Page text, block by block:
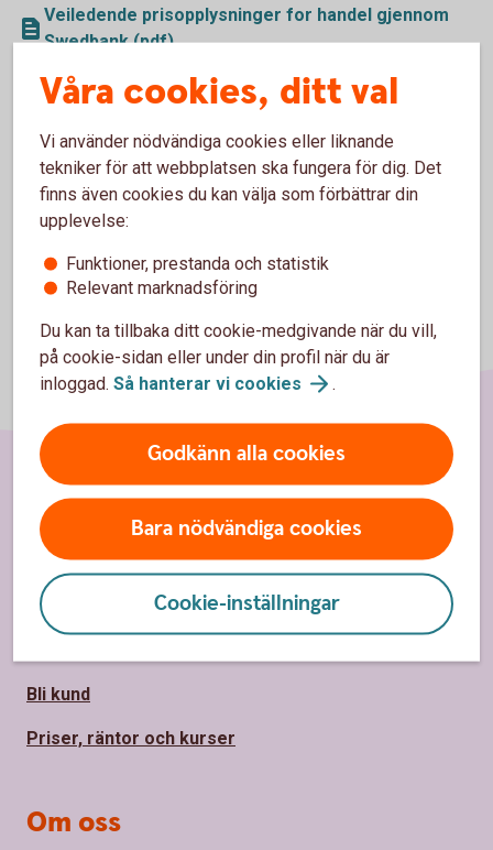
Veiledende prisopplysninger for handel gjennom
Swedbank (pdf)
Handelsfullmakt (pdf)
Informasjon til kunder om egenskaper og risiko
knyttet til fondsobligasjoner (pdf)
Våra cookies, ditt val
Vi använder nödvändiga cookies eller liknande
tekniker för att webbplatsen ska fungera för dig. Det
finns även cookies du kan välja som förbättrar din
upplevelse:
Funktioner, prestanda och statistik
Relevant marknadsföring
Du kan ta tillbaka ditt cookie-medgivande när du vill,
på cookie-sidan eller under din profil när du är
inloggad. Så hanterar vi cookies .
Godkänn alla cookies
Bara nödvändiga cookies
Cookie-inställningar
Sidfot
Hitta snabbt
Kundservice
Spärrhjälp
Bli kund
Priser, räntor och kurser
Om oss